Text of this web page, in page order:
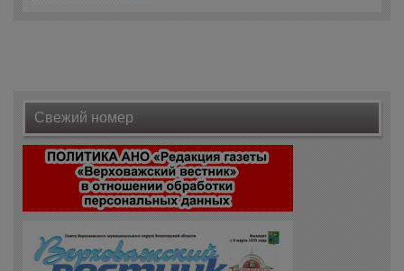
Свежий номер